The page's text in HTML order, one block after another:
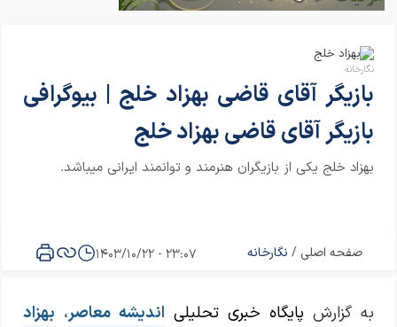
صفحه اصلی / نگارخانه 23:07 - 1403/10/22
نگارخانه
بازیگر آقای قاضی بهزاد خلج | بیوگرافی
بازیگر آقای قاضی بهزاد خلج
بهزاد خلج یکی از بازیگران هنرمند و توانمند ایرانی میباشد.
به گزارش پایگاه خبری تحلیلی اندیشه معاصر، بهزاد